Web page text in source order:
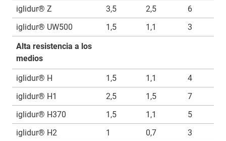
iglidur® Z
3,5 2,5
6
iglidur® UW500
1,5 1,1
3
Alta resistencia a los
medios
iglidur® H 1,5 1,1
4
iglidur® H1
2,5 1,5
7
iglidur® H370
1,5 1,1
5
iglidur® H2
1 0,7
3